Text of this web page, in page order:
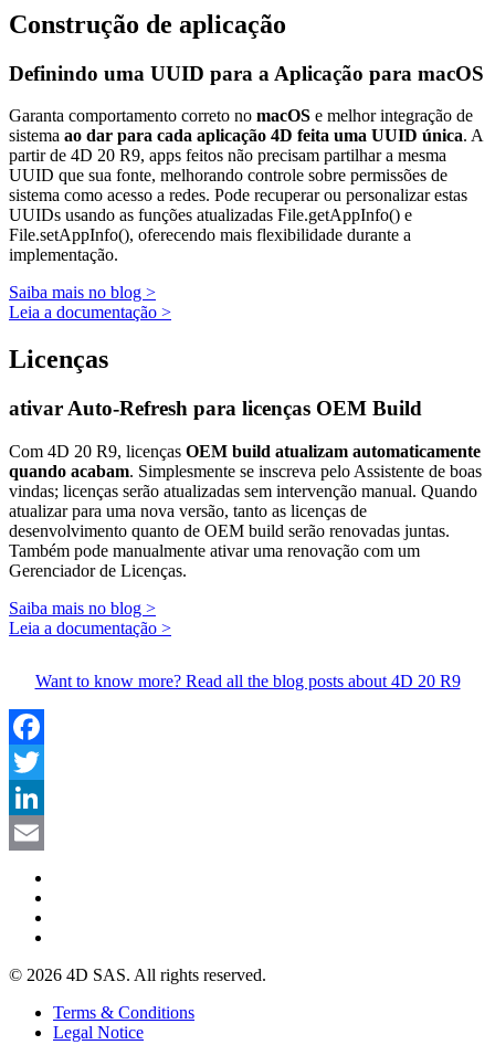
Construção de aplicação
Definindo uma UUID para a Aplicação para macOS
Garanta comportamento correto no macOS e melhor integração de
sistema ao dar para cada aplicação 4D feita uma UUID única. A
partir de 4D 20 R9, apps feitos não precisam partilhar a mesma
UUID que sua fonte, melhorando controle sobre permissões de
sistema como acesso a redes. Pode recuperar ou personalizar estas
UUIDs usando as funções atualizadas File.getAppInfo() e
File.setAppInfo(), oferecendo mais flexibilidade durante a
implementação.
Saiba mais no blog >
Leia a documentação >
Licenças
ativar Auto-Refresh para licenças OEM Build
Com 4D 20 R9, licenças OEM build atualizam automaticamente
quando acabam. Simplesmente se inscreva pelo Assistente de boas
vindas; licenças serão atualizadas sem intervenção manual. Quando
atualizar para uma nova versão, tanto as licenças de
desenvolvimento quanto de OEM build serão renovadas juntas.
Também pode manualmente ativar uma renovação com um
Gerenciador de Licenças.
Saiba mais no blog >
Leia a documentação >
Want to know more? Read all the blog posts about 4D 20 R9
Facebook
Twitter
LinkedIn
© 2026 4D SAS. All rights reserved.
Terms & Conditions
Legal Notice